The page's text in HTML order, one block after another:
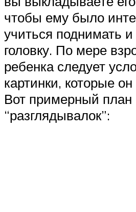
чтобы ему было
учиться поднимать
головку. По мере
ребенка следует
картинки, которые
Вот примерный план
“разглядывалок”: